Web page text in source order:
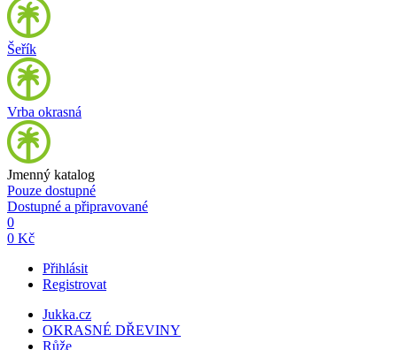
Šeřík
Vrba okrasná
Jmenný katalog
Pouze dostupné
Dostupné a připravované
0
0 Kč
Přihlásit
Registrovat
Jukka.cz
OKRASNÉ DŘEVINY
Růže